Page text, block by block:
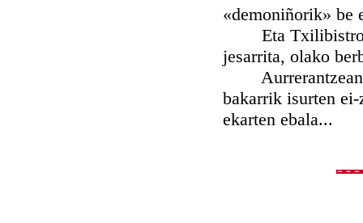
«demoniñorik» be
Eta Txilibistro
jesarrita, olako
Aurrerantzean,
bakarrik isurten ei-
ekarten ebala...